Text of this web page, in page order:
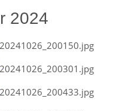
2024